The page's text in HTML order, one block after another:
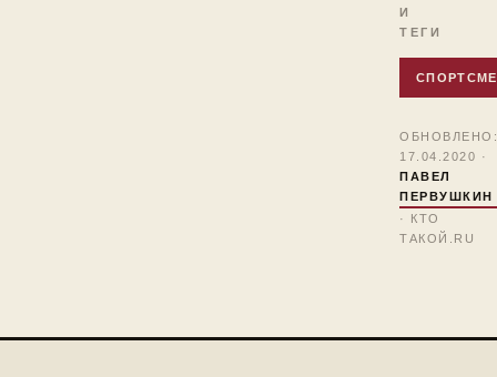
И
ТЕГИ
17.04.2020 ·
ПАВЕЛ
ПЕРВУШКИН
· КТО
ТАКОЙ.RU